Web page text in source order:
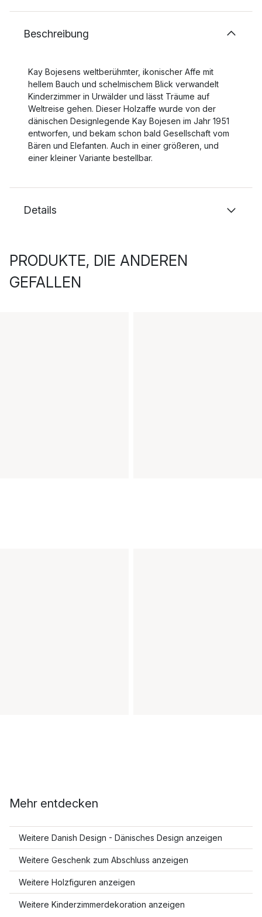
Beschreibung
Kay Bojesens weltberühmter, ikonischer Affe mit
hellem Bauch und schelmischem Blick verwandelt
Kinderzimmer in Urwälder und lässt Träume auf
Weltreise gehen. Dieser Holzaffe wurde von der
dänischen Designlegende Kay Bojesen im Jahr 1951
entworfen, und bekam schon bald Gesellschaft vom
Bären und Elefanten. Auch in einer größeren, und
einer kleiner Variante bestellbar.
Details
PRODUKTE, DIE ANDEREN
GEFALLEN
Mehr entdecken
Weitere Danish Design - Dänisches Design anzeigen
Weitere Geschenk zum Abschluss anzeigen
Weitere Holzfiguren anzeigen
Weitere Kinderzimmerdekoration anzeigen